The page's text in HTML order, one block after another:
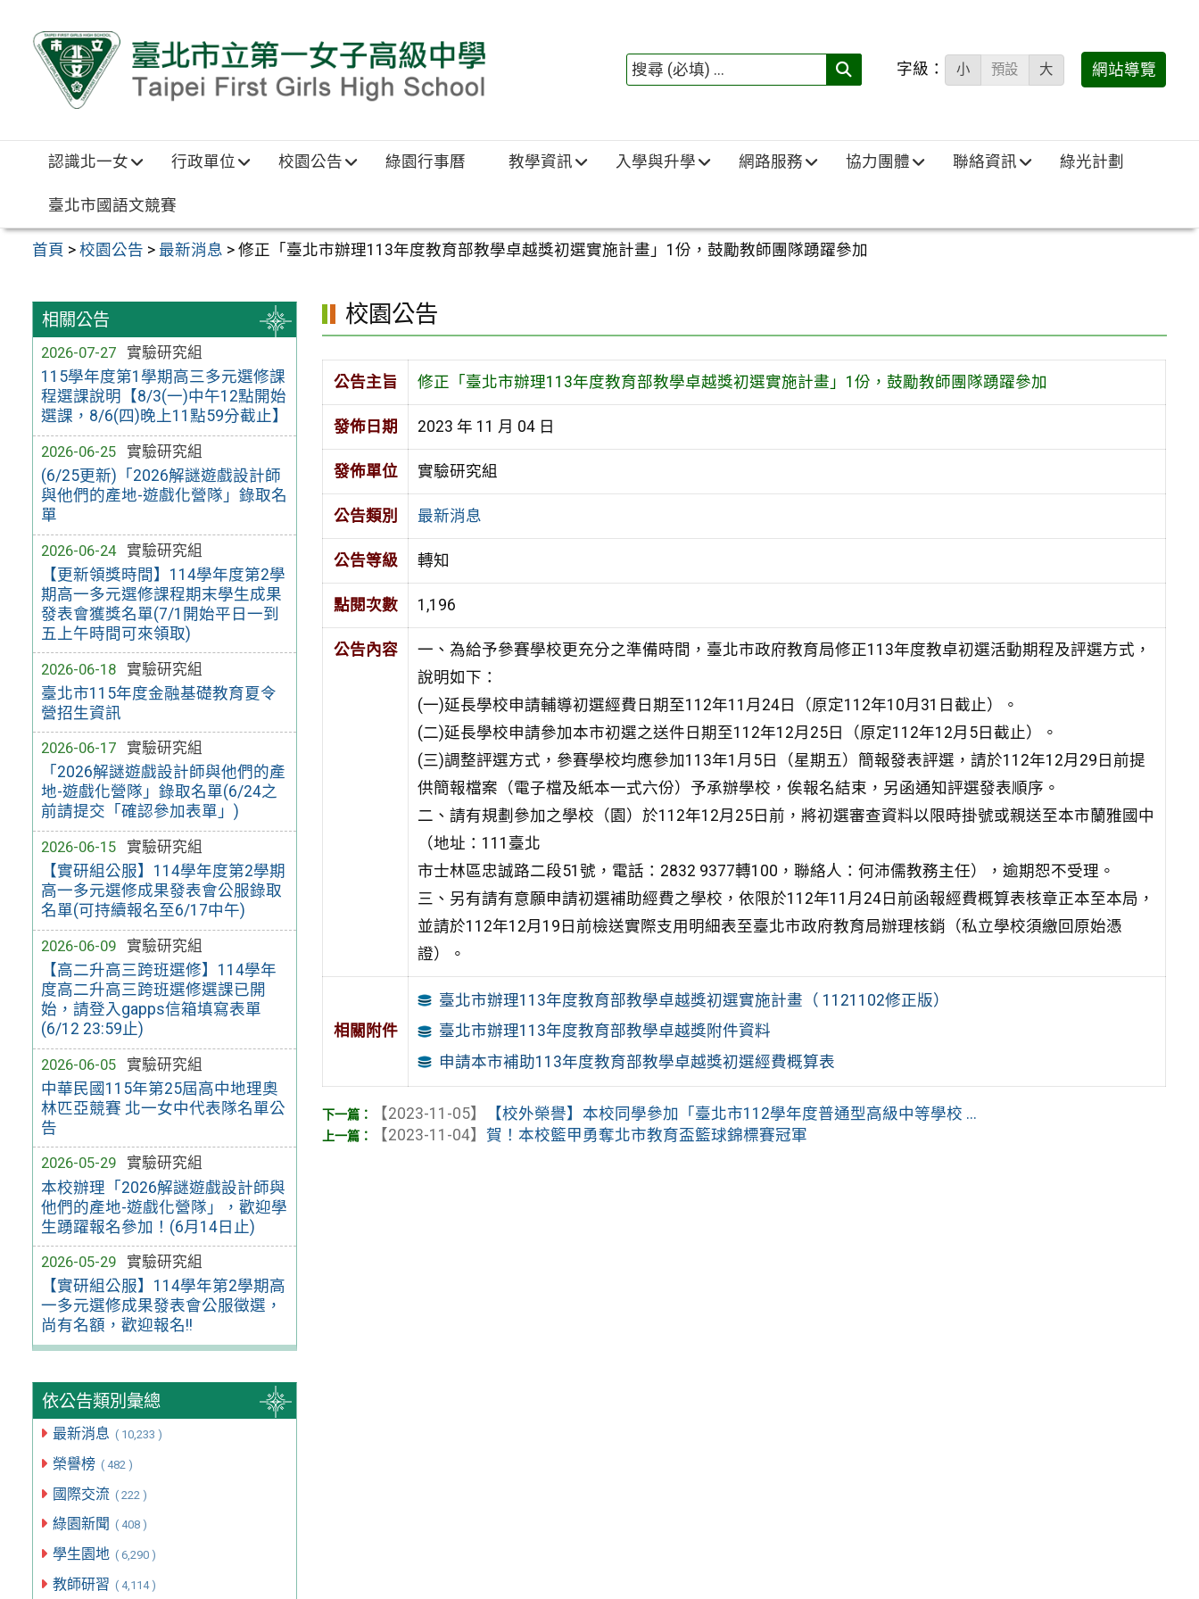
搜
填)：
字級： 小 預設 大 網站導覽
認識北一女 行政單位 校園公告 綠園行事曆 教學資訊 入學與升學 網路服務 協力團體 聯絡資訊 綠光計劃
臺北市國語文競賽
首頁 >校園公告 > 最新消息 >修正「臺北市辦理113年度教育部教學卓越獎初選實施計畫」1份，鼓勵教師團隊踴躍參加
相關公告
2026-07-27
實驗研究組
115學年度第1學期高三多元選修課
程選課說明【8/3(一)中午12點開始
選課，8/6(四)晚上11點59分截止】
2026-06-25
實驗研究組
(6/25更新)「2026解謎遊戲設計師
與他們的產地-遊戲化營隊」錄取名
單
2026-06-24
實驗研究組
【更新領獎時間】114學年度第2學
期高一多元選修課程期末學生成果
發表會獲獎名單(7/1開始平日一到
五上午時間可來領取)
2026-06-18
實驗研究組
臺北市115年度金融基礎教育夏令
營招生資訊
2026-06-17
實驗研究組
「2026解謎遊戲設計師與他們的產
地-遊戲化營隊」錄取名單(6/24之
前請提交「確認參加表單」)
2026-06-15
實驗研究組
【實研組公服】114學年度第2學期
高一多元選修成果發表會公服錄取
名單(可持續報名至6/17中午)
2026-06-09
實驗研究組
【高二升高三跨班選修】114學年
度高二升高三跨班選修選課已開
始，請登入gapps信箱填寫表單
(6/12 23:59止)
2026-06-05
實驗研究組
中華民國115年第25屆高中地理奧
林匹亞競賽 北一女中代表隊名單公
告
2026-05-29
實驗研究組
本校辦理「2026解謎遊戲設計師與
他們的產地-遊戲化營隊」，歡迎學
生踴躍報名參加！(6月14日止)
2026-05-29
實驗研究組
【實研組公服】114學年第2學期高
一多元選修成果發表會公服徵選，
尚有名額，歡迎報名!!
依公告類別彙總
最新消息 ( 10,233 )
榮譽榜 ( 482 )
國際交流 ( 222 )
綠園新聞 ( 408 )
學生園地 ( 6,290 )
教師研習 ( 4,114 )
校園公告
公告主旨 修正「臺北市辦理113年度教育部教學卓越獎初選實施計畫」1份，鼓勵教師團隊踴躍參加
發佈日期 2023 年 11 月 04 日
發佈單位 實驗研究組
公告類別 最新消息
公告等級 轉知
點閱次數 1,196
公告內容
一、為給予參賽學校更充分之準備時間，臺北市政府教育局修正113年度教卓初選活動期程及評選方式，
說明如下：
(一)延長學校申請輔導初選經費日期至112年11月24日（原定112年10月31日截止）。
(二)延長學校申請參加本市初選之送件日期至112年12月25日（原定112年12月5日截止）。
(三)調整評選方式，參賽學校均應參加113年1月5日（星期五）簡報發表評選，請於112年12月29日前提
供簡報檔案（電子檔及紙本一式六份）予承辦學校，俟報名結束，另函通知評選發表順序。
二、請有規劃參加之學校（園）於112年12月25日前，將初選審查資料以限時掛號或親送至本市蘭雅國中
（地址：111臺北
市士林區忠誠路二段51號，電話：2832 9377轉100，聯絡人：何沛儒教務主任），逾期恕不受理。
三、另有請有意願申請初選補助經費之學校，依限於112年11月24日前函報經費概算表核章正本至本局，
並請於112年12月19日前檢送實際支用明細表至臺北市政府教育局辦理核銷（私立學校須繳回原始憑
證）。
相關附件
臺北市辦理113年度教育部教學卓越獎初選實施計畫（ 1121102修正版）
臺北市辦理113年度教育部教學卓越獎附件資料
申請本市補助113年度教育部教學卓越獎初選經費概算表
【2023-11-05】
【校外榮譽】本校同學參加「臺北市112學年度普通型高級中等學校 ...
【2023-11-04】賀！本校籃甲勇奪北市教育盃籃球錦標賽冠軍